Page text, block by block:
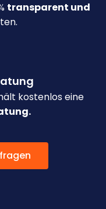
transparent und
kostenlos eine